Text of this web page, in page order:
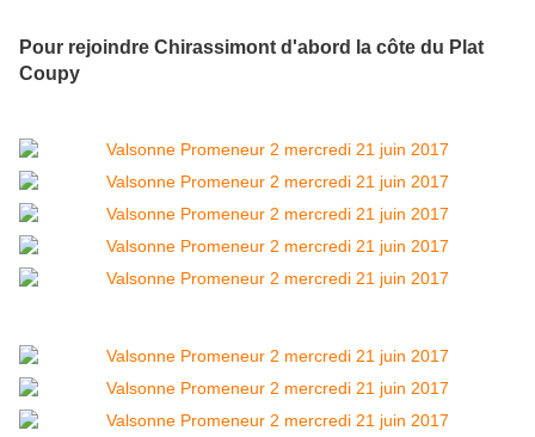
Pour rejoindre Chirassimont d'abord la côte du Plat
Coupy